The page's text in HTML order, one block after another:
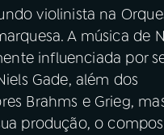
violinista na
A música de
influenciada por
Gade, além dos
Brahms e Grieg,
produção, o